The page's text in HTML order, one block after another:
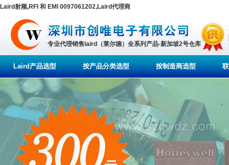
Laird射频,RFI 和 EMI 0097061202,Laird代理商
专业代理销售laird（莱尔德）全系列产品-新加坡2号仓库
Laird产品选型 按产品分类选型 按制造商选型